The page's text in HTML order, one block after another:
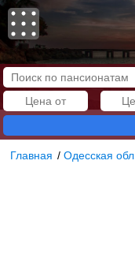
Главная /Одесская обл.